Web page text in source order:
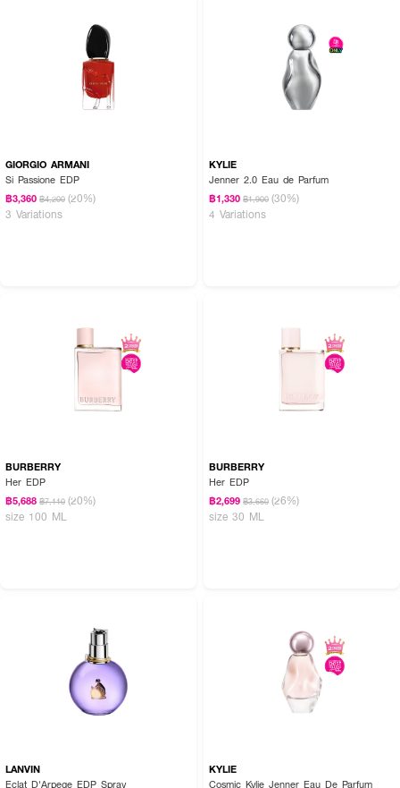
GIORGIO ARMANI
Si Passione EDP
฿3,360 ฿4,200 (20%)
3 Variations
KYLIE
Jenner 2.0 Eau de Parfum
฿1,330 ฿1,900 (30%)
4 Variations
BURBERRY
Her EDP
฿5,688 ฿7,110 (20%)
size 100 ML
BURBERRY
Her EDP
฿2,699 ฿3,660 (26%)
size 30 ML
LANVIN
Eclat D'Arpege EDP Spray
KYLIE
Cosmic Kylie Jenner Eau De Parfum